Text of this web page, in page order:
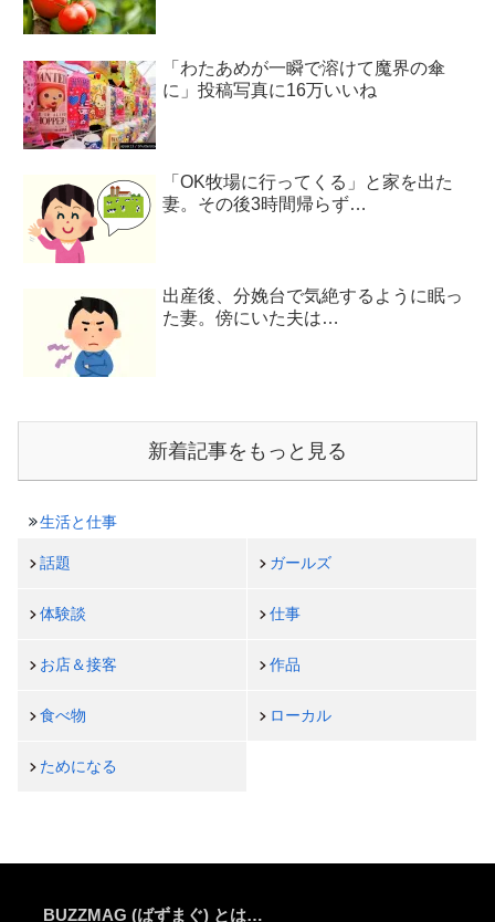
「わたあめが一瞬で溶けて魔界の傘
に」投稿写真に16万いいね
「OK牧場に行ってくる」と家を出た
妻。その後3時間帰らず…
出産後、分娩台で気絶するように眠っ
た妻。傍にいた夫は…
新着記事をもっと見る
生活と仕事
話題 ガールズ
体験談 仕事
お店＆接客 作品
食べ物 ローカル
ためになる
BUZZMAG (ばずまぐ) とは…